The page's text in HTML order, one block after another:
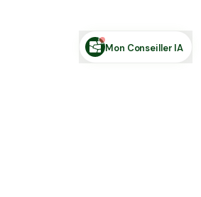
Mon Conseiller IA